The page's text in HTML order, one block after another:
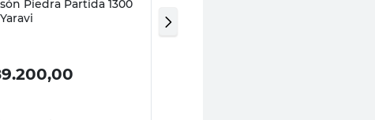
Piedra Partida 1300
Pietracor